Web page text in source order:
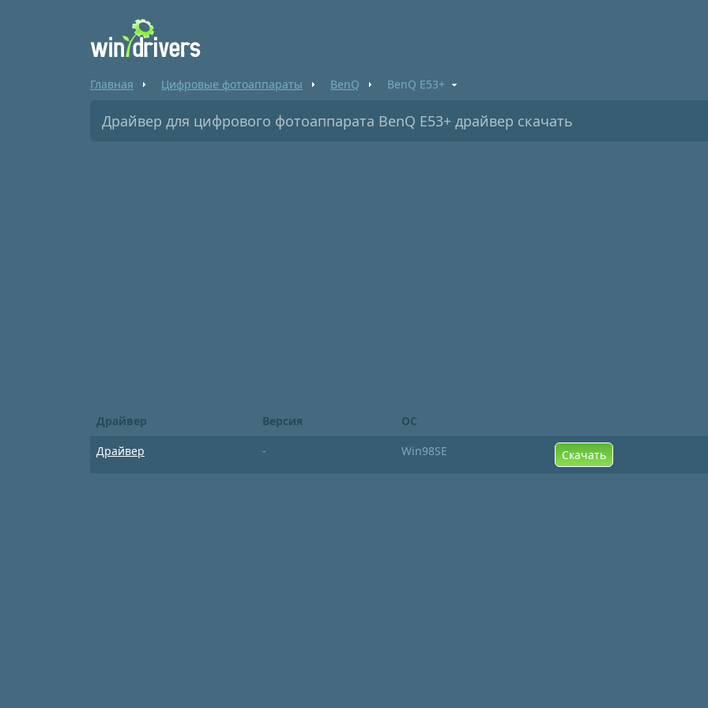
Главная Цифровые фотоаппараты BenQ BenQ E53+
Драйвер для цифрового фотоаппарата BenQ E53+ драйвер скачать
Драйвер Версия
ОС
Драйвер
- Win98SE Скачать